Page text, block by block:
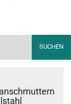
SUCHEN